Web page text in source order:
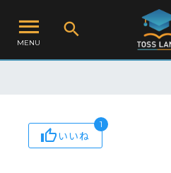
MENU
いいね
1